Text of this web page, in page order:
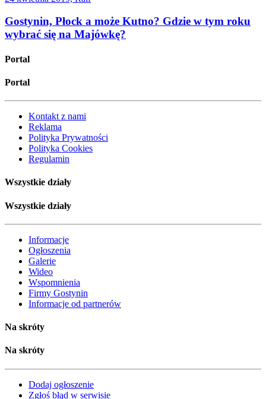
Gostynin, Płock a może Kutno? Gdzie w tym roku
wybrać się na Majówkę?
Portal
Portal
Kontakt z nami
Reklama
Polityka Prywatności
Polityka Cookies
Regulamin
Wszystkie działy
Wszystkie działy
Informacje
Ogłoszenia
Galerie
Wideo
Wspomnienia
Firmy Gostynin
Informacje od partnerów
Na skróty
Na skróty
Dodaj ogłoszenie
Zgłoś błąd w serwisie